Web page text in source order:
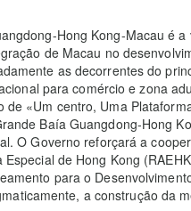
Hong Kong-Macau é a
de Macau no
as decorrentes do
para comércio e zona
«Um centro, Uma
Baía Guangdong-Hong
O Governo reforçará a
de Hong Kong
para o
a construção da